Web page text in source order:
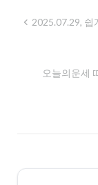
글 2025.07.29, 쉽
오늘의운세